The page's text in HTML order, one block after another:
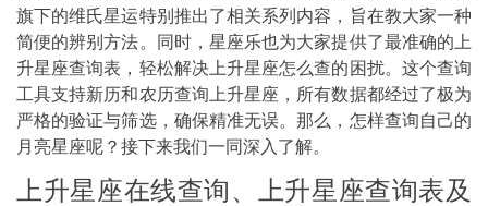
旗下的维氏星运特别推出了相关系列内容，旨在教大家一种
简便的辨别方法。同时，星座乐也为大家提供了最准确的上
升星座查询表，轻松解决上升星座怎么查的困扰。这个查询
工具支持新历和农历查询上升星座，所有数据都经过了极为
严格的验证与筛选，确保精准无误。那么，怎样查询自己的
月亮星座呢？接下来我们一同深入了解。
上升星座在线查询、上升星座查询表及